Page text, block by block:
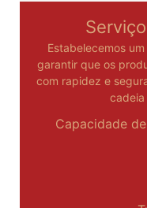
Estabelecemos
garantir que os
com rapidez e
Capacidade